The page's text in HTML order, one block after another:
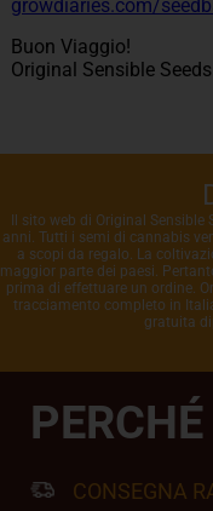
growdiaries.com/
Buon Viaggio!
Original Sensible
Il sito web di Original
anni. Tutti i semi di cannabis
a scopi da regalo. La
maggior parte dei paesi.
prima di effettuare un ordine.
tracciamento completo in
gratuita
CONSEGNA